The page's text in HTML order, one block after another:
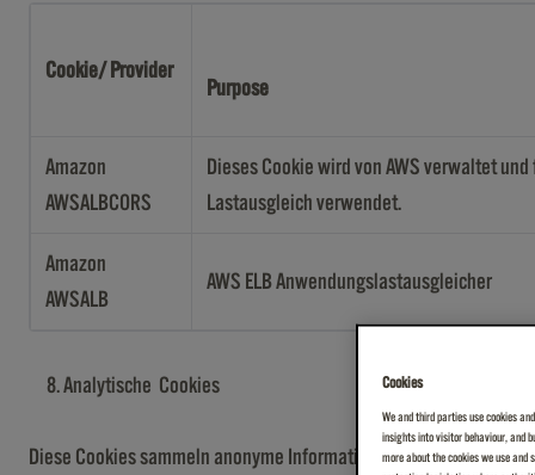
Cookie/ Provider
Purpose
Amazon
AWSALBCORS
Dieses Cookie wird von AWS verwaltet und
Lastausgleich verwendet.
Amazon
AWSALB
AWS ELB Anwendungslastausgleicher
Analytische Cookies
Diese Cookies sammeln anonyme Informationen darüber, wie
Cookies
We and third parties use cookies
insights into visitor behaviour, and
more about the cookies we use and